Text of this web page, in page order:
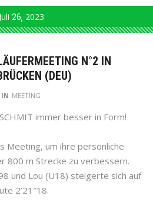
Juli 26 2023
N°2 IN
(DEU)
IN MEETING
immer besser in Form!
Meeting, um ihre persönliche
800 m Strecke zu verbessern.
und Lou (U18) steigerte sich auf
2’21″18.